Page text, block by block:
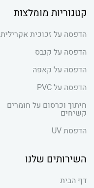
קטגוריות מומלצות
הדפסה על זכוכית אקרילית
הדפסה על קנבס
הדפסה על קאפה
הדפסה על PVC
חיתוך וכרסום על חומרים
קשיחים
הדפסת UV
השירותים שלנו
דף הבית